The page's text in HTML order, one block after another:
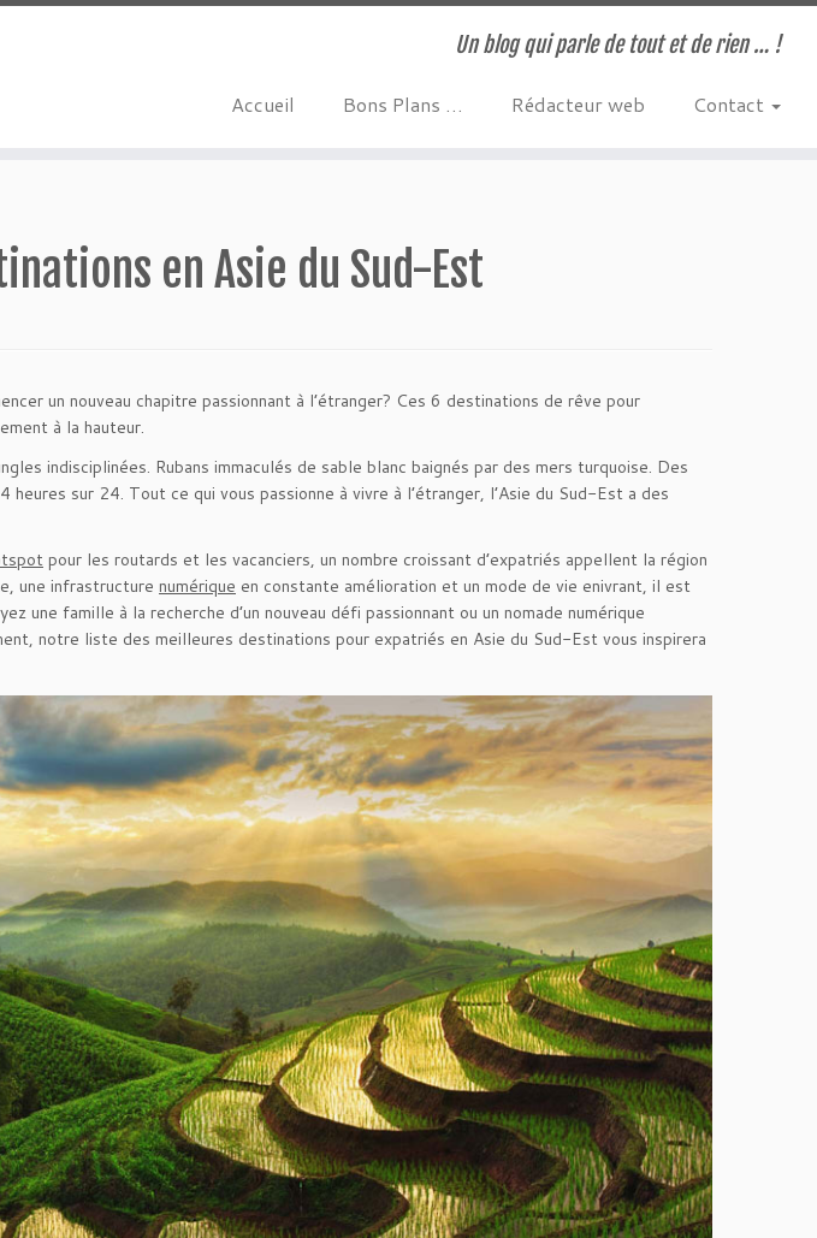
Un blog qui parle de tout et de rien … !
Accueil Bons Plans … Rédacteur web Contact
en Asie du Sud-Est
un nouveau chapitre passionnant à l’étranger? Ces 6 destinations de rêve pour
à la hauteur.
indisciplinées. Rubans immaculés de sable blanc baignés par des mers turquoise. Des
sur 24. Tout ce qui vous passionne à vivre à l’étranger, l’Asie du Sud-Est a des
pour les routards et les vacanciers, un nombre croissant d’expatriés appellent la région
une infrastructure numérique en constante amélioration et un mode de vie enivrant, il est
une famille à la recherche d’un nouveau défi passionnant ou un nomade numérique
notre liste des meilleures destinations pour expatriés en Asie du Sud-Est vous inspirera